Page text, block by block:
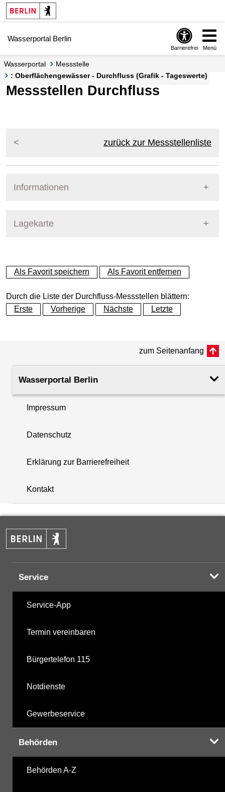
Springe zur Navigation
Springe zum Inhalt
Wasserportal Berlin
Barrierefrei Menü
Wasserportal
Messstelle
: Oberflächengewässer - Durchfluss (Grafik - Tageswerte)
Messstellen Durchfluss
zurück zur Messstellenliste
Informationen
Lagekarte
+
−
+
−
Als Favorit speichern Als Favorit entfernen
Durch die Liste der Durchfluss-Messstellen blättern:
Erste
Vorherige Nächste Letzte
zum Seitenanfang
Wasserportal Berlin
Impressum
Datenschutz
Erklärung zur Barrierefreiheit
Kontakt
Service
Service-App
Termin vereinbaren
Bürgertelefon 115
Notdienste
Gewerbeservice
Behörden
Behörden A-Z